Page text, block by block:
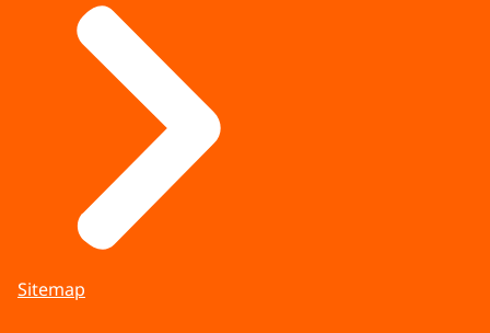
Sitemap